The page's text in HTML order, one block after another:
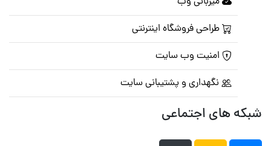
طراحی فروشگاه اینترنتی
امنیت وب سایت
نگهداری و پشتیبانی سایت
شبکه های اجتماعی